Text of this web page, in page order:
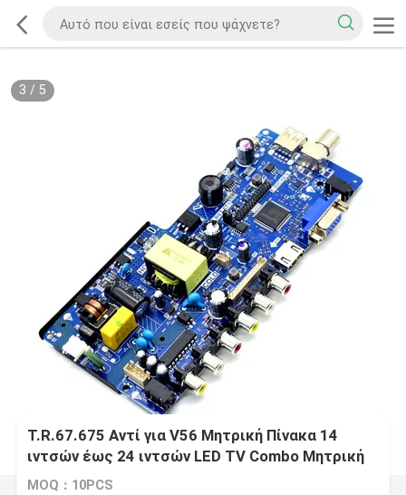
3 / 5
T.R.67.675 Αντί για V56 Μητρική Πίνακα 14
ιντσών έως 24 ιντσών LED TV Combo Μητρική
Πίνακα
MOQ：10PCS